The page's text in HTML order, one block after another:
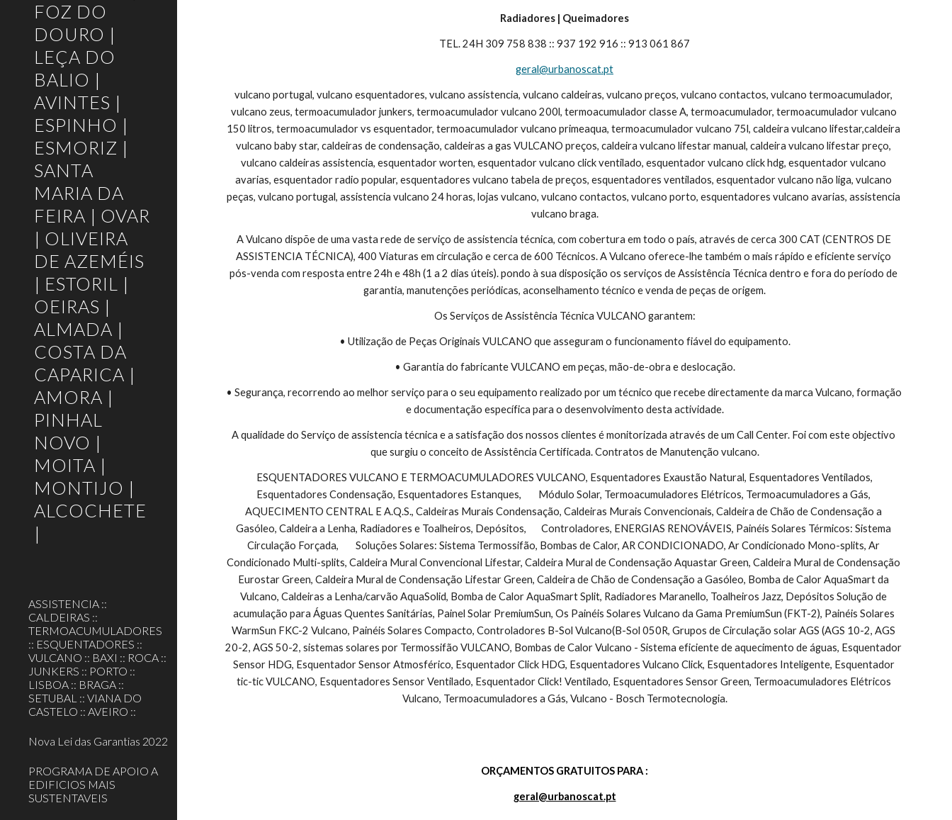
FOZ DO
DOURO |
LEÇA DO
BALIO |
AVINTES |
ESPINHO |
ESMORIZ |
SANTA
MARIA DA
FEIRA | OVAR
| OLIVEIRA
DE AZEMÉIS
| ESTORIL |
OEIRAS |
ALMADA |
COSTA DA
CAPARICA |
AMORA |
PINHAL
NOVO |
MOITA |
MONTIJO |
ALCOCHETE
|
ASSISTENCIA ::
CALDEIRAS ::
TERMOACUMULADORES
:: ESQUENTADORES ::
VULCANO :: BAXI :: ROCA ::
JUNKERS :: PORTO ::
LISBOA :: BRAGA ::
SETUBAL :: VIANA DO
CASTELO :: AVEIRO ::
Nova Lei das Garantias 2022
PROGRAMA DE APOIO A
EDIFICIOS MAIS
SUSTENTAVEIS
Radiadores | Queimadores
TEL. 24H 309 758 838 :: 937 192 916 :: 913 061 867
geral@urbanoscat.pt
vulcano portugal, vulcano esquentadores, vulcano assistencia, vulcano caldeiras, vulcano preços, vulcano contactos, vulcano termoacumulador,
vulcano zeus, termoacumulador junkers, termoacumulador vulcano 200l, termoacumulador classe A, termoacumulador, termoacumulador vulcano
150 litros, termoacumulador vs esquentador, termoacumulador vulcano primeaqua, termoacumulador vulcano 75l, caldeira vulcano lifestar,caldeira
vulcano baby star, caldeiras de condensação, caldeiras a gas VULCANO preços, caldeira vulcano lifestar manual, caldeira vulcano lifestar preço,
vulcano caldeiras assistencia, esquentador worten, esquentador vulcano click ventilado, esquentador vulcano click hdg, esquentador vulcano
avarias, esquentador radio popular, esquentadores vulcano tabela de preços, esquentadores ventilados, esquentador vulcano não liga, vulcano
peças, vulcano portugal, assistencia vulcano 24 horas, lojas vulcano, vulcano contactos, vulcano porto, esquentadores vulcano avarias, assistencia
vulcano braga.
A Vulcano dispõe de uma vasta rede de serviço de assistencia técnica, com cobertura em todo o país, através de cerca 300 CAT (CENTROS DE
ASSISTENCIA TÉCNICA), 400 Viaturas em circulação e cerca de 600 Técnicos. A Vulcano oferece-lhe também o mais rápido e eficiente serviço
pós-venda com resposta entre 24h e 48h (1 a 2 dias úteis). pondo à sua disposição os serviços de Assistência Técnica dentro e fora do período de
garantia, manutenções periódicas, aconselhamento técnico e venda de peças de origem.
Os Serviços de Assistência Técnica VULCANO garantem:
• Utilização de Peças Originais VULCANO que asseguram o funcionamento fiável do equipamento.
• Garantia do fabricante VULCANO em peças, mão-de-obra e deslocação.
• Segurança, recorrendo ao melhor serviço para o seu equipamento realizado por um técnico que recebe directamente da marca Vulcano, formação
e documentação específica para o desenvolvimento desta actividade.
A qualidade do Serviço de assistencia técnica e a satisfação dos nossos clientes é monitorizada através de um Call Center. Foi com este objectivo
que surgiu o conceito de Assistência Certificada. Contratos de Manutenção vulcano.
Esquentadores Condensação, Esquentadores Estanques,        Módulo Solar, Termoacumuladores Elétricos, Termoacumuladores a Gás,
AQUECIMENTO CENTRAL E A.Q.S., Caldeiras Murais Condensação, Caldeiras Murais Convencionais, Caldeira de Chão de Condensação a
Gasóleo, Caldeira a Lenha, Radiadores e Toalheiros, Depósitos,       Controladores, ENERGIAS RENOVÁVEIS, Painéis Solares Térmicos: Sistema
Circulação Forçada,        Soluções Solares: Sistema Termossifão, Bombas de Calor, AR CONDICIONADO, Ar Condicionado Mono-splits, Ar
Condicionado Multi-splits, Caldeira Mural Convencional Lifestar, Caldeira Mural de Condensação Aquastar Green, Caldeira Mural de Condensação
Eurostar Green, Caldeira Mural de Condensação Lifestar Green, Caldeira de Chão de Condensação a Gasóleo, Bomba de Calor AquaSmart da
Vulcano, Caldeiras a Lenha/carvão AquaSolid, Bomba de Calor AquaSmart Split, Radiadores Maranello, Toalheiros Jazz, Depósitos Solução de
acumulação para Águas Quentes Sanitárias, Painel Solar PremiumSun, Os Painéis Solares Vulcano da Gama PremiumSun (FKT-2), Painéis Solares
WarmSun FKC-2 Vulcano, Painéis Solares Compacto, Controladores B-Sol Vulcano(B-Sol 050R, Grupos de Circulação solar AGS (AGS 10-2, AGS
20-2, AGS 50-2, sistemas solares por Termossifão VULCANO, Bombas de Calor Vulcano - Sistema eficiente de aquecimento de águas, Esquentador
Sensor HDG, Esquentador Sensor Atmosférico, Esquentador Click HDG, Esquentadores Vulcano Click, Esquentadores Inteligente, Esquentador
tic-tic VULCANO, Esquentadores Sensor Ventilado, Esquentador Click! Ventilado, Esquentadores Sensor Green, Termoacumuladores Elétricos
Vulcano, Termoacumuladores a Gás, Vulcano - Bosch Termotecnologia.
ORÇAMENTOS GRATUITOS PARA :
geral@urbanoscat.pt